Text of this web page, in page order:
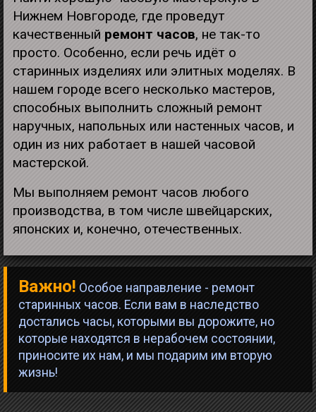
Нижнем Новгороде, где проведут
качественный ремонт часов, не так-то
просто. Особенно, если речь идёт о
старинных изделиях или элитных моделях. В
нашем городе всего несколько мастеров,
способных выполнить сложный ремонт
наручных, напольных или настенных часов, и
один из них работает в нашей часовой
мастерской.
Мы выполняем ремонт часов любого
производства, в том числе швейцарских,
японских и, конечно, отечественных.
Важно! Особое направление - ремонт
старинных часов. Если вам в наследство
достались часы, которыми вы дорожите, но
которые находятся в нерабочем состоянии,
приносите их нам, и мы подарим им вторую
жизнь!